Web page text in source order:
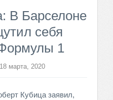
В Барселоне
себя
1
18 марта, 2020
Кубица заявил,